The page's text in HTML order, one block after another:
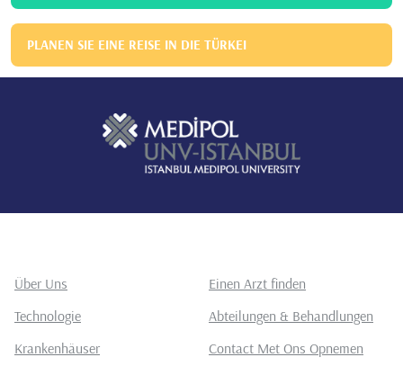
PLANEN SIE EINE REISE IN DIE TÜRKEI
Über Uns
Einen Arzt finden
Technologie
Abteilungen & Behandlungen
Krankenhäuser
Contact Met Ons Opnemen